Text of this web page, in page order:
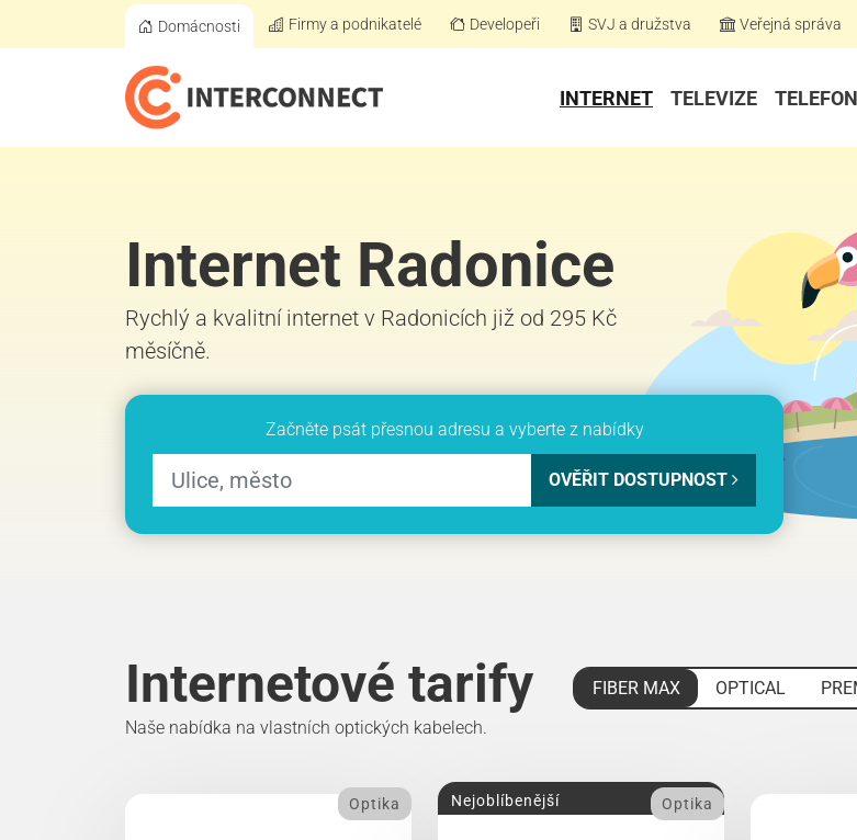
Domácnosti Firmy a podnikatelé Developeři SVJ a družstva Veřejná správa
INTERNET TELEVIZE TELEFON
Internet Radonice
Rychlý a kvalitní internet v Radonicích již od 295 Kč
měsíčně.
Začněte psát přesnou adresu a vyberte z nabídky
OVĚŘIT DOSTUPNOST
Internetové tarify FIBER MAX OPTICAL
Naše nabídka na vlastních optických kabelech.
Optika Nejoblíbenější Optika